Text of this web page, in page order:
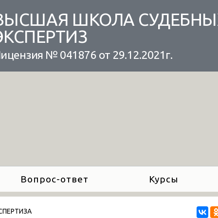
ШКОЛА
№ 041876 от 29.12.2021г.
Вопрос-ответ Курсы